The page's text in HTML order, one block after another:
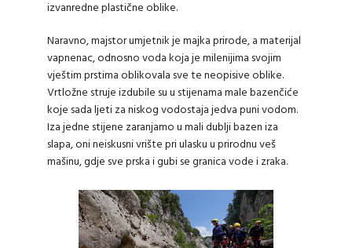
izvanredne plastične oblike.
Naravno, majstor umjetnik je majka prirode, a materijal
vapnenac, odnosno voda koja je milenijima svojim
vještim prstima oblikovala sve te neopisive oblike.
Vrtložne struje izdubile su u stijenama male bazenčiće
koje sada ljeti za niskog vodostaja jedva puni vodom.
Iza jedne stijene zaranjamo u mali dublji bazen iza
slapa, oni neiskusni vrište pri ulasku u prirodnu veš
mašinu, gdje sve prska i gubi se granica vode i zraka.